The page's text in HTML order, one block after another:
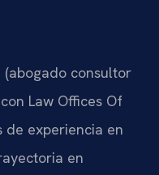
(abogado consultor
Law Offices Of
de experiencia en
en